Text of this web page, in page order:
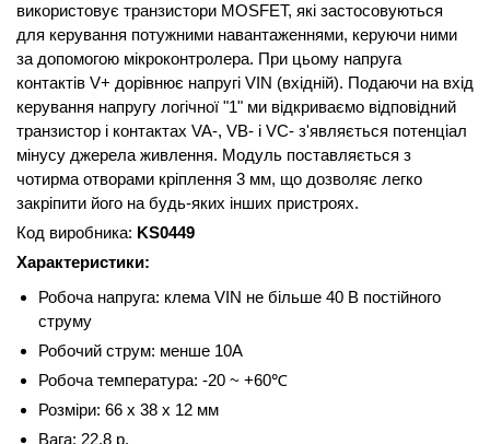
використовує транзистори MOSFET, які застосовуються
для керування потужними навантаженнями, керуючи ними
за допомогою мікроконтролера. При цьому напруга
контактів V+ дорівнює напругі VIN (вхідній). Подаючи на вхід
керування напругу логічної "1" ми відкриваємо відповідний
транзистор і контактах VA-, VB- і VC- з'являється потенціал
мінусу джерела живлення. Модуль поставляється з
чотирма отворами кріплення 3 мм, що дозволяє легко
закріпити його на будь-яких інших пристроях.
Код виробника: KS0449
Характеристики:
Робоча напруга: клема VIN не більше 40 В постійного
струму
Робочий струм: менше 10А
Робоча температура: -20 ~ +60℃
Розміри: 66 х 38 х 12 мм
Вага: 22.8 р.